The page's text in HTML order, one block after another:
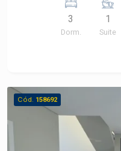
armário planejado; -
armário embutido,
com cuba: social e
Piscina na cobertura
cidade, perfeito para
Localização:
público, comércios
3
Dorm.
1
Suite
Cód. 158692